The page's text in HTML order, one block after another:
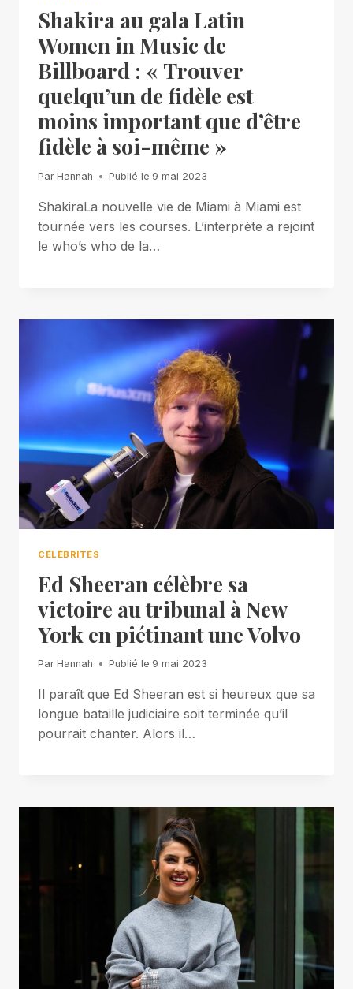
Shakira au gala Latin
Women in Music de
Billboard : « Trouver
quelqu’un de fidèle est
moins important que d’être
fidèle à soi-même »
Par Hannah Publié le 9 mai 2023
ShakiraLa nouvelle vie de Miami à Miami est
tournée vers les courses. L’interprète a rejoint
le who’s who de la…
CÉLÉBRITÉS
Ed Sheeran célèbre sa
victoire au tribunal à New
York en piétinant une Volvo
Par Hannah Publié le 9 mai 2023
Il paraît que Ed Sheeran est si heureux que sa
longue bataille judiciaire soit terminée qu’il
pourrait chanter. Alors il…